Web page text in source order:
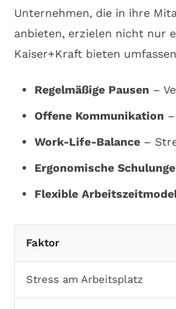
Unternehmen, die in ihre
anbieten, erzielen nicht nur
Kaiser+Kraft bieten
Regelmäßige Pausen –
Offene Kommunikation
Work-Life-Balance–
Ergonomische
Flexible
Faktor
Stress am Arbeitsplatz